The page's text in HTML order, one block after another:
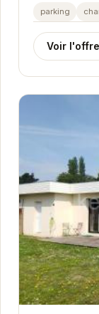
parking
Voir l'offre